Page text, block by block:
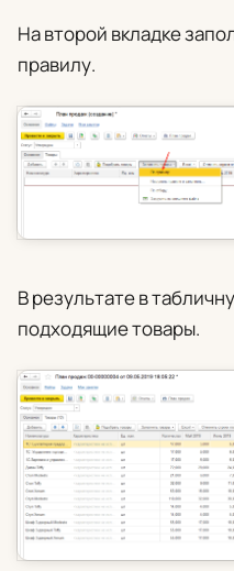
На второй вкладке
правилу.
В результате в
подходящие товары.